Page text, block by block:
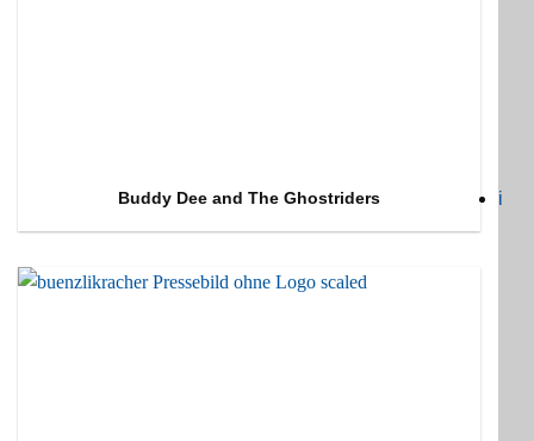
Buddy Dee and The Ghostriders i